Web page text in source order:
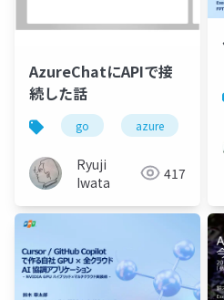
AzureChatにAPIで接
続した話
go azure
Ryuji
Iwata
417